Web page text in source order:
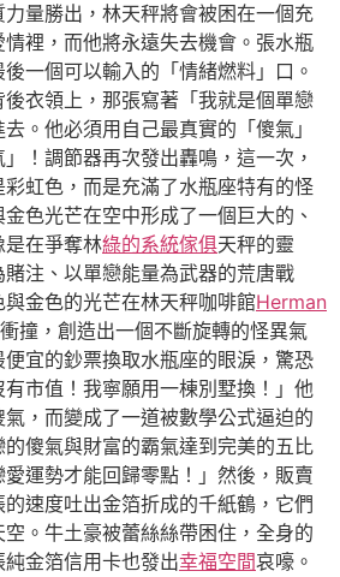
量勝出，林天秤將會被困在一個充
裡，而他將永遠失去機會。張水瓶
一個可以輸入的「情緒燃料」口。
衣領上，那張寫著「我就是個單戀
。他必須用自己最真實的「傻氣」
！調節器再次發出轟鳴，這一次，
虹色，而是充滿了水瓶座特有的怪
色光芒在空中形成了一個巨大的、
是在爭奪林綠的系統傢俱天秤的靈
注、以單戀能量為武器的荒唐戰
金色的光芒在林天秤咖啡館Herman
撞，創造出一個不斷旋轉的怪異氣
宜的鈔票換取水瓶座的眼淚，驚恐
市值！我寧願用一棟別墅換！」他
，而變成了一道被數學公式逼迫的
傻氣與財富的霸氣達到完美的五比
運勢才能回歸零點！」然後，販賣
速度吐出金箔折成的千紙鶴，它們
。牛土豪被蕾絲絲帶困住，全身的
金箔信用卡也發出幸福空間哀嚎。